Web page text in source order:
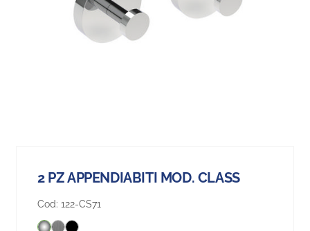
2 PZ APPENDIABITI MOD. CLASS
Cod: 122-CS71